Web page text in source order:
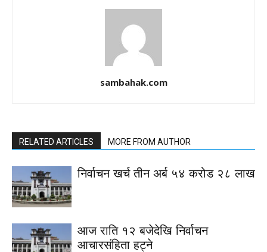
sambahak.com
RELATED ARTICLES MORE FROM AUTHOR
निर्वाचन खर्च तीन अर्ब ५४ करोड २८ लाख
आज राति १२ बजेदेखि निर्वाचन
आचारसंहिता हट्ने